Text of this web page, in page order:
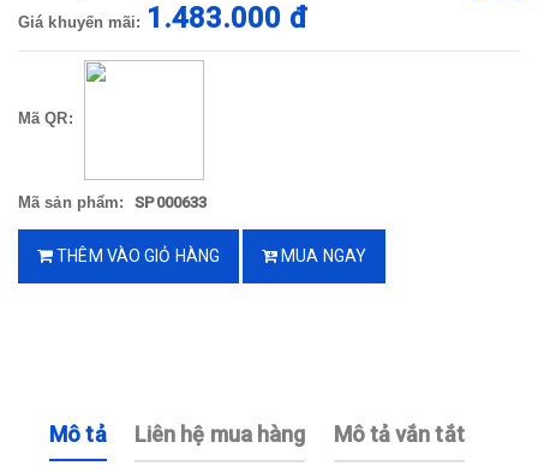
Giá khuyến mãi: 1.483.000 đ
Mã QR:
Mã sản phẩm: SP000633
THÊM VÀO GIỎ HÀNG MUA NGAY
Mô tả Liên hệ mua hàng Mô tả vắn tắt